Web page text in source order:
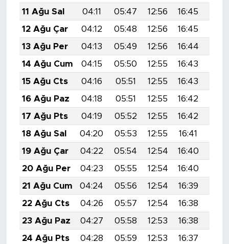
11 Ağu Sal
04:11 05:47 12:56 16:45
12 Ağu Çar
04:12 05:48 12:56 16:45
13 Ağu Per
04:13 05:49 12:56 16:44
14 Ağu Cum
04:15 05:50 12:55 16:43
15 Ağu Cts
04:16 05:51 12:55 16:43
16 Ağu Paz
04:18 05:51 12:55 16:42
17 Ağu Pts
04:19 05:52 12:55 16:42
18 Ağu Sal
04:20 05:53 12:55 16:41
19 Ağu Çar
04:22 05:54 12:54 16:40
20 Ağu Per
04:23 05:55 12:54 16:40
21 Ağu Cum
04:24 05:56 12:54 16:39
22 Ağu Cts
04:26 05:57 12:54 16:38
23 Ağu Paz
04:27 05:58 12:53 16:38
24 Ağu Pts
04:28 05:59 12:53 16:37